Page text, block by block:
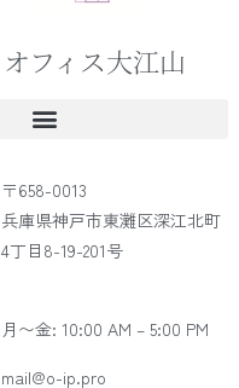
オフィス大江山
〒658-0013
兵庫県神戸市東灘区深江北町
4丁目8-19-201号
月〜金: 10:00 AM – 5:00 PM
mail@o-ip.pro